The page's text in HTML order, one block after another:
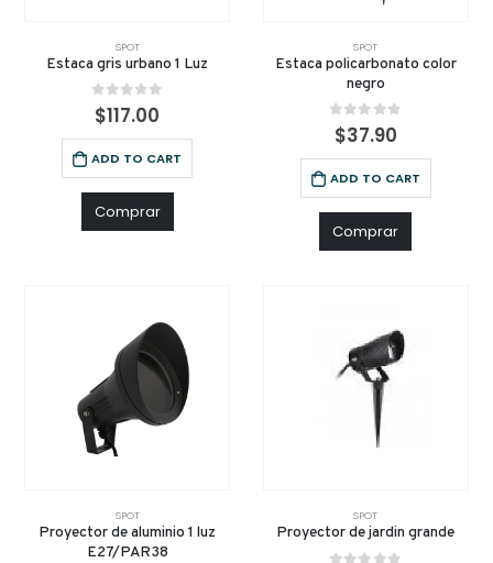
SPOT
Estaca gris urbano 1 Luz
0out of 5
$117.00
ADD TO CART
Comprar
SPOT
Estaca policarbonato color
negro
0out of 5
$37.90
ADD TO CART
Comprar
SPOT
Proyector de aluminio 1 luz
E27/PAR38
SPOT
Proyector de jardin grande